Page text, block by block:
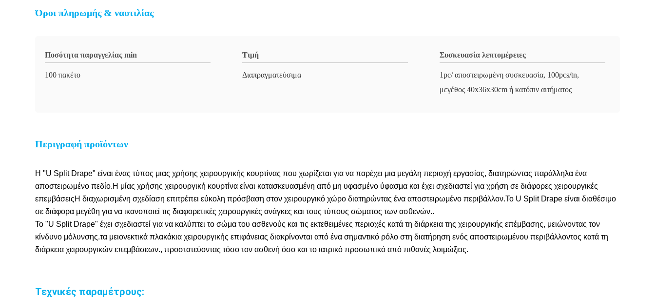
Όροι πληρωμής & ναυτιλίας
Ποσότητα παραγγελίας min
100 πακέτο
Τιμή
Διαπραγματεύσιμα
Συσκευασία λεπτομέρειες
1pc/ αποστειρωμένη συσκευασία, 100pcs/tn,
μεγέθος 40x36x30cm ή κατόπιν αιτήματος
Περιγραφή προϊόντων
Η "U Split Drape" είναι ένας τύπος μιας χρήσης χειρουργικής κουρτίνας που χωρίζεται για να παρέχει μια μεγάλη περιοχή εργασίας, διατηρώντας παράλληλα ένα
αποστειρωμένο πεδίο.Η μίας χρήσης χειρουργική κουρτίνα είναι κατασκευασμένη από μη υφασμένο ύφασμα και έχει σχεδιαστεί για χρήση σε διάφορες χειρουργικές
επεμβάσειςΗ διαχωρισμένη σχεδίαση επιτρέπει εύκολη πρόσβαση στον χειρουργικό χώρο διατηρώντας ένα αποστειρωμένο περιβάλλον.Το U Split Drape είναι διαθέσιμο
σε διάφορα μεγέθη για να ικανοποιεί τις διαφορετικές χειρουργικές ανάγκες και τους τύπους σώματος των ασθενών..
Το "U Split Drape" έχει σχεδιαστεί για να καλύπτει το σώμα του ασθενούς και τις εκτεθειμένες περιοχές κατά τη διάρκεια της χειρουργικής επέμβασης, μειώνοντας τον
κίνδυνο μόλυνσης.τα μειονεκτικά πλακάκια χειρουργικής επιφάνειας διακρίνονται από ένα σημαντικό ρόλο στη διατήρηση ενός αποστειρωμένου περιβάλλοντος κατά τη
διάρκεια χειρουργικών επεμβάσεων., προστατεύοντας τόσο τον ασθενή όσο και το ιατρικό προσωπικό από πιθανές λοιμώξεις.
Τεχνικές παραμέτρους: